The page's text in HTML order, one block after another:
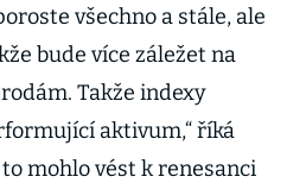
všechno a stále, ale
bude více záležet na
Takže indexy
aktivum,“ říká
mohlo vést k renesanci